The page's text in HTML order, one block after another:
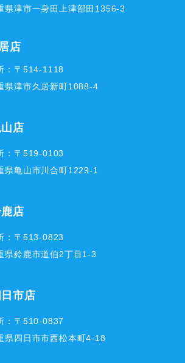
県津市一身田上津部田1356-3
店
：〒514-1118
県津市久居新町1088-4
店
：〒519-0103
県亀山市川合町1229-1
店
：〒513-0823
県鈴鹿市道伯2丁目1-3
日市店
：〒510-0837
県四日市市西松本町4-18